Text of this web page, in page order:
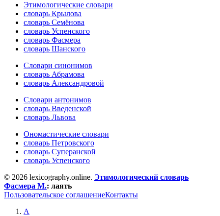
Этимологические словари
словарь Крылова
словарь Семёнова
словарь Успенского
словарь Фасмера
словарь Шанского
Словари синонимов
словарь Абрамова
словарь Александровой
Словари антонимов
словарь Введенской
словарь Львова
Ономастические словари
словарь Петровского
словарь Суперанской
словарь Успенского
© 2026 lexicography.online. Этимологический словарь
Фасмера М.: лаять
Пользовательское соглашениеКонтакты
А